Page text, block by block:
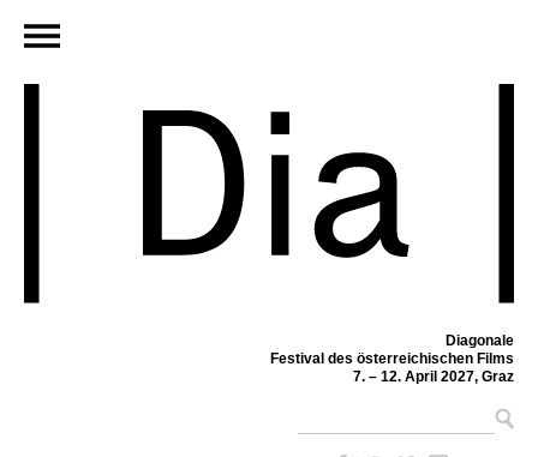
Diagonale
Festival des österreichischen Films
7. – 12. April 2027, Graz